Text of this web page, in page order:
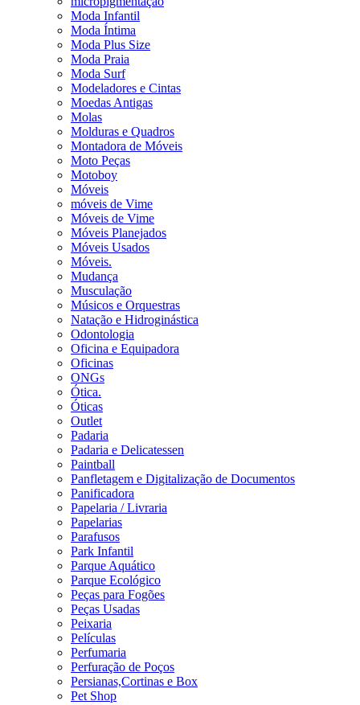
Moda Infantil
Moda Íntima
Moda Plus Size
Moda Praia
Moda Surf
Modeladores e Cintas
Moedas Antigas
Molas
Molduras e Quadros
Montadora de Móveis
Moto Peças
Motoboy
Móveis
móveis de Vime
Móveis de Vime
Móveis Planejados
Móveis Usados
Móveis.
Mudança
Musculação
Músicos e Orquestras
Natação e Hidroginástica
Odontologia
Oficina e Equipadora
Oficinas
ONGs
Ótica.
Óticas
Outlet
Padaria
Padaria e Delicatessen
Paintball
Panfletagem e Digitalização de Documentos
Panificadora
Papelaria / Livraria
Papelarias
Parafusos
Park Infantil
Parque Aquático
Parque Ecológico
Peças para Fogões
Peças Usadas
Peixaria
Películas
Perfumaria
Perfuração de Poços
Persianas,Cortinas e Box
Pet Shop